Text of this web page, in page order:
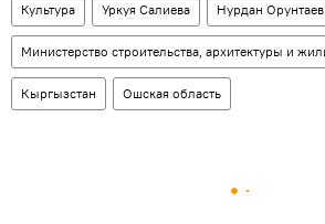
Культура Уркуя Салиева Нурдан Орунтаев
Кыргызстан Ошская область